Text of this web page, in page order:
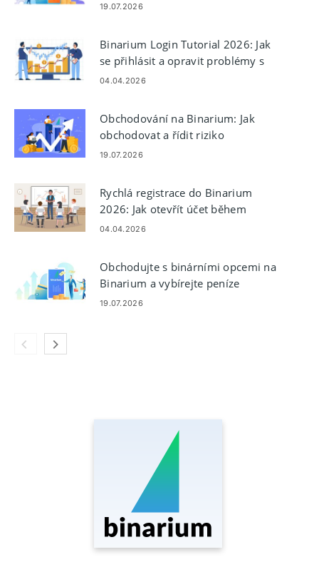
19.07.2026
Binarium Login Tutorial 2026: Jak
se přihlásit a opravit problémy s
přihlášením
04.04.2026
Obchodování na Binarium: Jak
obchodovat a řídit riziko
19.07.2026
Rychlá registrace do Binarium
2026: Jak otevřít účet během
několika minut
04.04.2026
Obchodujte s binárními opcemi na
Binarium a vybírejte peníze
19.07.2026